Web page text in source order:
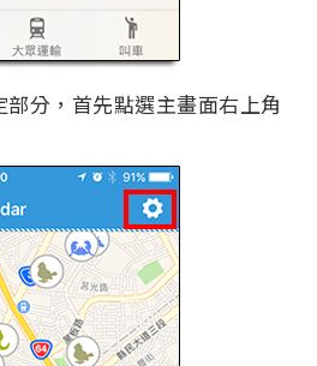
分，首先點選主畫面右上角